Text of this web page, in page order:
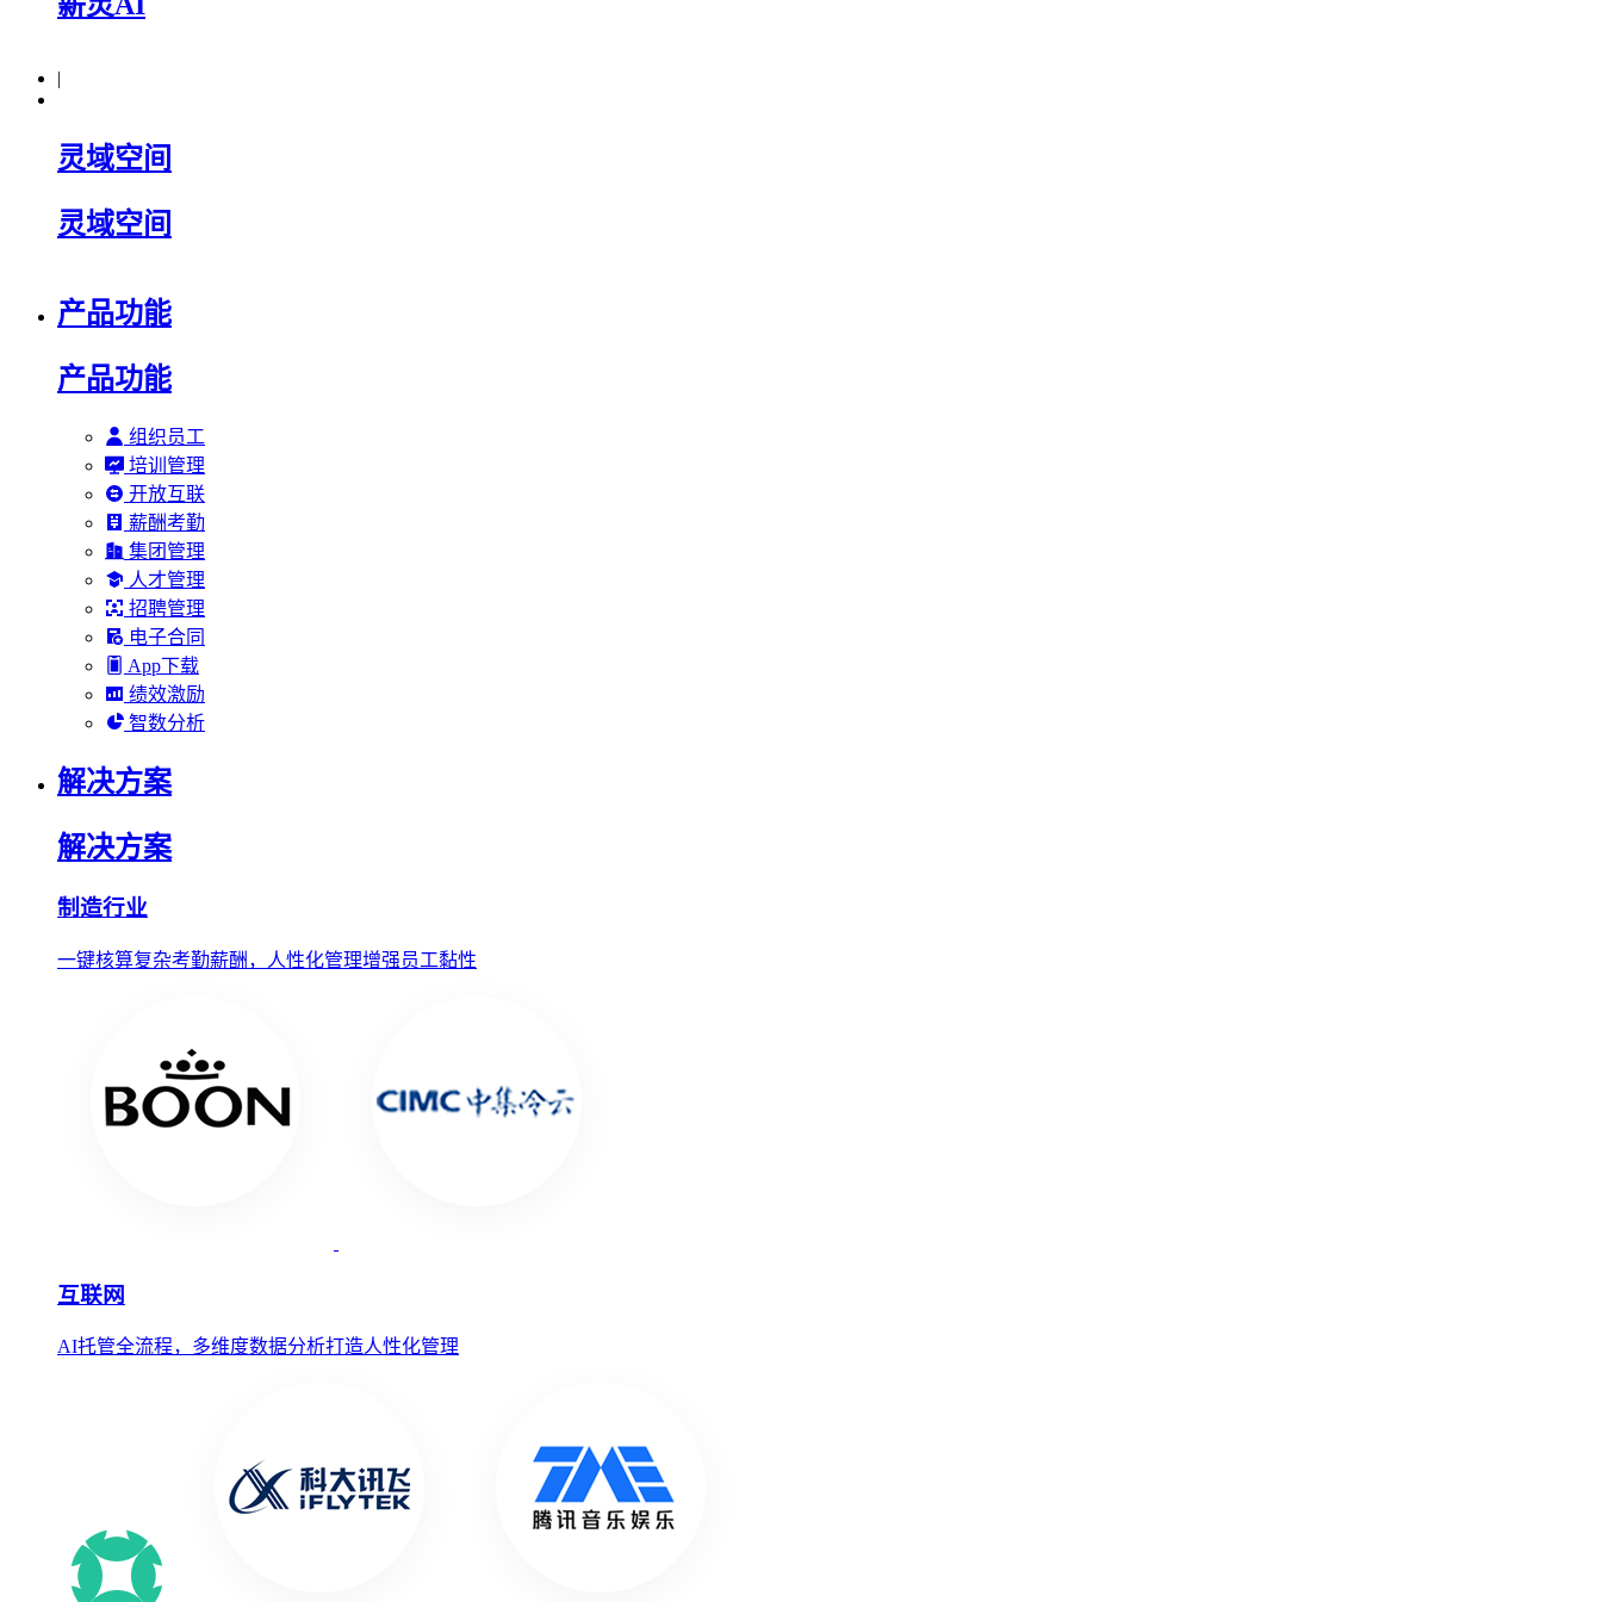
|
灵域空间
灵域空间
产品功能
产品功能
组织员工
培训管理
开放互联
薪酬考勤
集团管理
人才管理
招聘管理
电子合同
App下载
绩效激励
智数分析
解决方案
解决方案
制造行业
一键核算复杂考勤薪酬，人性化管理增强员工黏性
互联网
AI托管全流程，多维度数据分析打造人性化管理